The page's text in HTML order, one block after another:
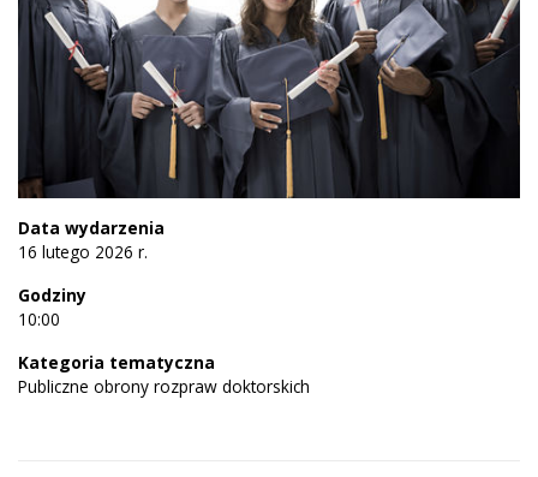
Data wydarzenia
16 lutego 2026 r.
Godziny
10:00
Kategoria tematyczna
Publiczne obrony rozpraw doktorskich